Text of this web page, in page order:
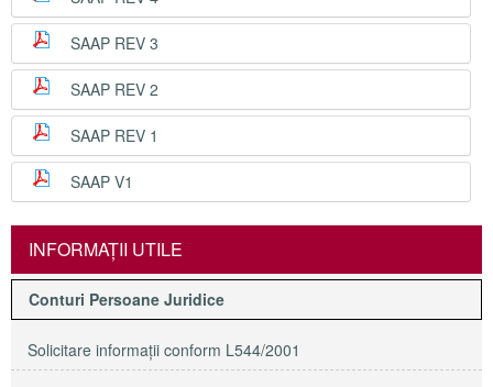
SAAP REV 3
SAAP REV 2
SAAP REV 1
SAAP V1
INFORMAŢII UTILE
Conturi Persoane Juridice
Solicitare informaţii conform L544/2001